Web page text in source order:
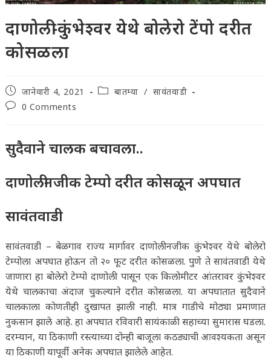
दाणोली-कुंभेश्वर येथे बोलेरो टेंपो दरीत
कोसळला
Post
published:
जानेवारी 4, 2021
Postबातम्या / सावंतवाडी
Post0 Comments
सुदैवाने चालक बचावला..
दाणोलीनजीक टेम्पो दरीत कोसळून अपघात
सावंतवाडी
सावंतवाडी – बेळगाव राज्य मार्गावर दाणोलीनजीक कुंभेश्वर येथे बोलेरो
टेम्पोला अपघात होऊन तो २० फूट दरीत कोसळला. पुणे ते सावंतवाडी येथे
जाणारा हा बोलेरो टेम्पो दाणोली पासून एक किलोमीटर आंतरावर कुंभेश्वर
येथे चालकाचा अंदाज चुकल्याने दरीत कोसळला. या अपघातात सुदैवाने
चालकाला कोणतीही दुखापत झाली नाही. मात्र गाडीचे मोठ्या प्रमाणात
नुकसान झाले आहे. हा अपघात रविवारी सायंकाळी सहाच्या सुमारास घडला.
दरम्यान, या ठिकाणी रस्त्याच्या दोन्ही बाजूला कठड्याची आवश्यकता असून
या ठिकाणी यापूर्वी अनेक अपघात झालेले आहेत.